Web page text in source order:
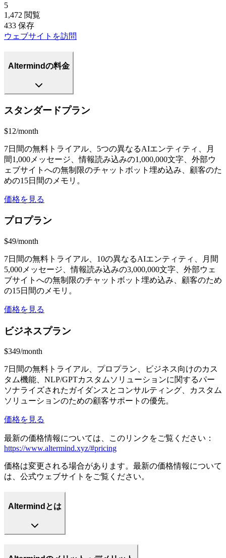
5
1,472 閲覧
433 保存
ウェブサイトを訪問
Altermindの料金
スタンダードプラン
$12/month
7日間の無料トライアル、5つの異なるAIエンティティ、月
間1,000メッセージ、情報読み込みの1,000,000文字、外部ウ
ェブサイトへの無制限のチャットボット埋め込み、顧客のた
めの15日間のメモリ。
価格を見る
プロプラン
$49/month
7日間の無料トライアル、10の異なるAIエンティティ、月間
5,000メッセージ、情報読み込みの3,000,000文字、外部ウェ
ブサイトへの無制限のチャットボット埋め込み、顧客のため
の15日間のメモリ。
価格を見る
ビジネスプラン
$349/month
7日間の無料トライアル、プロプラン、ビジネス向けのカス
タム機能、NLP/GPTカスタムソリューションに関するパー
ソナライズされたガイダンスとコンサルティング、カスタム
ソリューションのための顧客サポートの優先。
価格を見る
最新の価格情報については、このリンクをご覧ください：
https://www.altermind.xyz/#pricing
価格は変更される場合があります。最新の価格情報について
は、公式ウェブサイトをご覧ください。
Altermindとは